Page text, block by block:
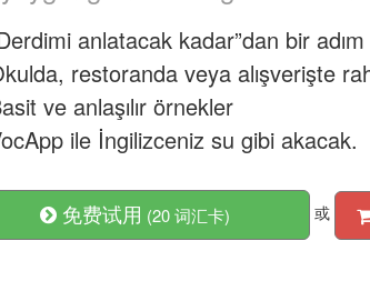
anlatacak kadar”dan bir
restoranda veya alışverişte
ve anlaşılır örnekler
ile İngilizceniz su gibi akacak.
免费试用 (20 词汇卡) 或